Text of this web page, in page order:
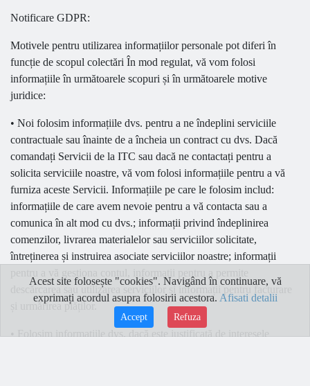
Notificare GDPR:
Motivele pentru utilizarea informațiilor personale pot diferi în
funcție de scopul colectări În mod regulat, vă vom folosi
informațiile în următoarele scopuri și în următoarele motive
juridice:
• Noi folosim informațiile dvs. pentru a ne îndeplini serviciile
contractuale sau înainte de a încheia un contract cu dvs. Dacă
comandați Servicii de la ITC sau dacă ne contactați pentru a
solicita serviciile noastre, vă vom folosi informațiile pentru a vă
furniza aceste Servicii. Informațiile pe care le folosim includ:
informațiile de care avem nevoie pentru a vă contacta sau a
comunica în alt mod cu dvs.; informații privind îndeplinirea
comenzilor, livrarea materialelor sau serviciilor solicitate,
întreținerea și instruirea asociate serviciilor noastre; informații
descărcarea sau utilizarea serviciilor și informații pentru facturare
și urmărirea plăților.
• Folosim informațiile dvs. dacă este justificată de interesele
Acest site folosește "cookies". Navigând în continuare, vă
exprimați acordul asupra folosirii acestora. Afisati detalii
Accept Refuza